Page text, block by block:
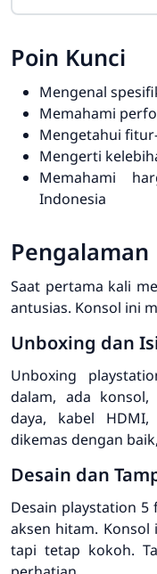
Poin Kunci
Mengenal
Memahami
Mengetahui
Mengerti
Memahami
Indonesia
Pengalaman
Saat pertama kali
antusias. Konsol ini
Unboxing dan
Unboxing
dalam, ada
daya, kabel
dikemas dengan
Desain dan
Desain playstation 5
aksen hitam.
tapi tetap kokoh.